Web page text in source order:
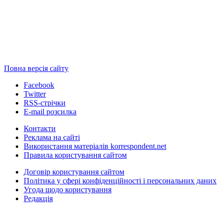
Повна версія сайту
Facebook
Twitter
RSS-стрічки
E-mail розсилка
Контакти
Реклама на сайті
Використання матеріалів korrespondent.net
Правила користування сайтом
Договір користування сайтом
Політика у сфері конфіденційності і персональних даних
Угода щодо користування
Редакція